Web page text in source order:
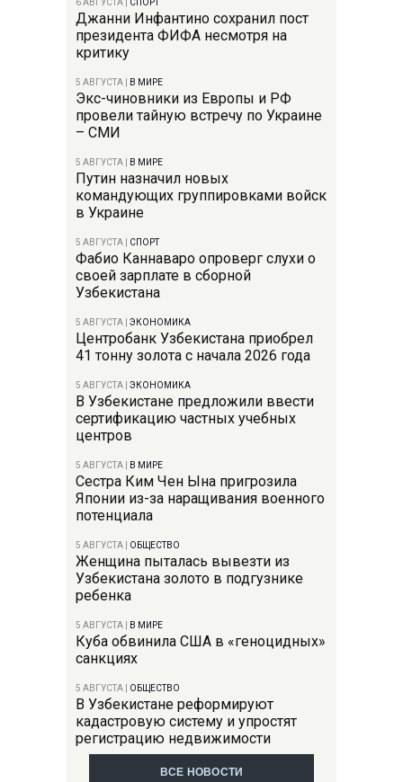
6 АВГУСТА СПОРТ
Джанни Инфантино сохранил пост
президента ФИФА несмотря на
критику
5 АВГУСТА В МИРЕ
Экс-чиновники из Европы и РФ
провели тайную встречу по Украине
– СМИ
5 АВГУСТА В МИРЕ
Путин назначил новых
командующих группировками войск
в Украине
5 АВГУСТА СПОРТ
Фабио Каннаваро опроверг слухи о
своей зарплате в сборной
Узбекистана
5 АВГУСТА ЭКОНОМИКА
Центробанк Узбекистана приобрел
41 тонну золота с начала 2026 года
5 АВГУСТА ЭКОНОМИКА
В Узбекистане предложили ввести
сертификацию частных учебных
центров
5 АВГУСТА В МИРЕ
Сестра Ким Чен Ына пригрозила
Японии из-за наращивания военного
потенциала
5 АВГУСТА ОБЩЕСТВО
Женщина пыталась вывезти из
Узбекистана золото в подгузнике
ребенка
5 АВГУСТА В МИРЕ
Куба обвинила США в «геноцидных»
санкциях
5 АВГУСТА ОБЩЕСТВО
В Узбекистане реформируют
кадастровую систему и упростят
регистрацию недвижимости
ВСЕ НОВОСТИ